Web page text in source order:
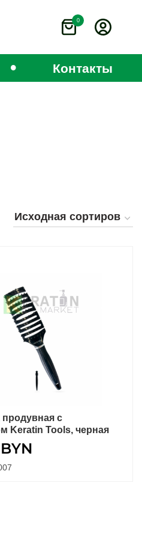
0
• Контакты
В КОРЗИНУ
продувная с
Keratin Tools, черная
BYN